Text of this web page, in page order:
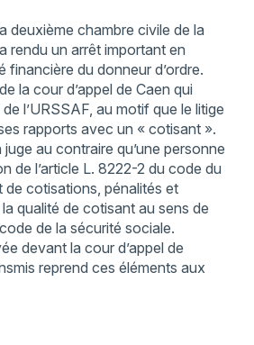
deuxième chambre civile de la
rendu un arrêt important en
financière du donneur d’ordre.
la cour d’appel de Caen qui
l’URSSAF, au motif que le litige
rapports avec un « cotisant ».
au contraire qu’une personne
de l’article L. 8222-2 du code du
de cotisations, pénalités et
qualité de cotisant au sens de
de la sécurité sociale.
devant la cour d’appel de
reprend ces éléments aux